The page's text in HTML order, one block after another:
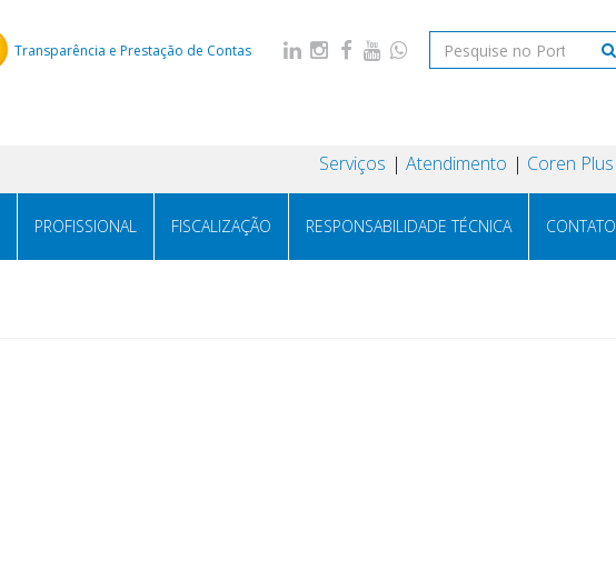
Transparência e Prestação de Contas
Serviços Atendimento Coren Plus
PROFISSIONAL FISCALIZAÇÃO RESPONSABILIDADE TÉCNICA CONTATO